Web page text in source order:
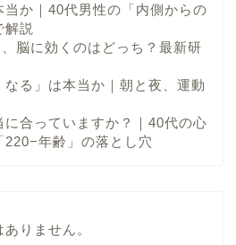
か｜40代男性の「内側からの
解説
脳に効くのはどっち？最新研
なる」は本当か｜朝と夜、運動
合っていますか？｜40代の心
年齢」の落とし穴
りません。